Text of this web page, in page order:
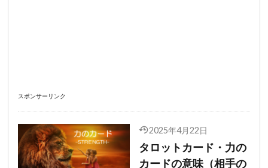
スポンサーリンク
2025年4月22日
タロットカード・力の
カードの意味（相手の